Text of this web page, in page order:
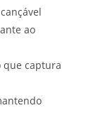
ao
que captura